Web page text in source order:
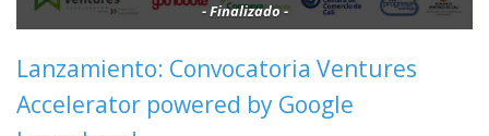
- Finalizado -
Lanzamiento: Convocatoria Ventures
Accelerator powered by Google